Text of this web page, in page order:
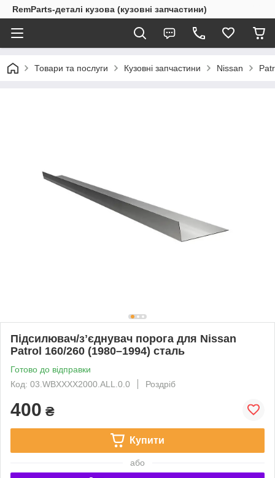
RemParts-деталі кузова (кузовні запчастини)
Товари та послуги Кузовні запчастини Nissan
Підсилювач/зʼєднувач порога для Nissan
Patrol 160/260 (1980–1994) сталь
Готово до відправки
Код: 03.WBXXXX2000.ALL.0.0
Роздріб
400 ₴
Купити
або